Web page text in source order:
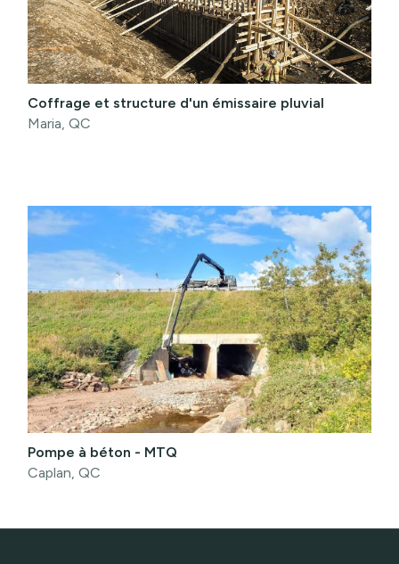
Coffrage et structure d'un émissaire pluvial
Maria, QC
Pompe à béton - MTQ
Caplan, QC